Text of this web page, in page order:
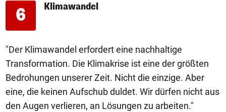
6 Klimawandel
"Der Klimawandel erfordert eine nachhaltige
Transformation. Die Klimakrise ist eine der größten
Bedrohungen unserer Zeit. Nicht die einzige. Aber
eine, die keinen Aufschub duldet. Wir dürfen nicht aus
den Augen verlieren, an Lösungen zu arbeiten."